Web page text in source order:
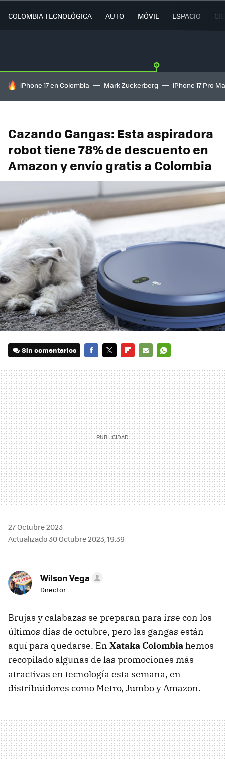
COLOMBIA TECNOLÓGICA AUTO MÓVIL ESPACIO
HOY SE HABLA DE
iPhone 17 en Colombia Mark Zuckerberg iPhone 17 Pro
Cazando Gangas: Esta aspiradora
robot tiene 78% de descuento en
Amazon y envío gratis a Colombia
Sin comentarios
MAIL
27 Octubre 2023
Actualizado 30 Octubre 2023, 19:39
Wilson Vega
Director
Brujas y calabazas se preparan para irse con los
últimos días de octubre, pero las gangas están
aquí para quedarse. En Xataka Colombiahemos
recopilado algunas de las promociones más
atractivas en tecnología esta semana, en
distribuidores como Metro, Jumbo y Amazon.